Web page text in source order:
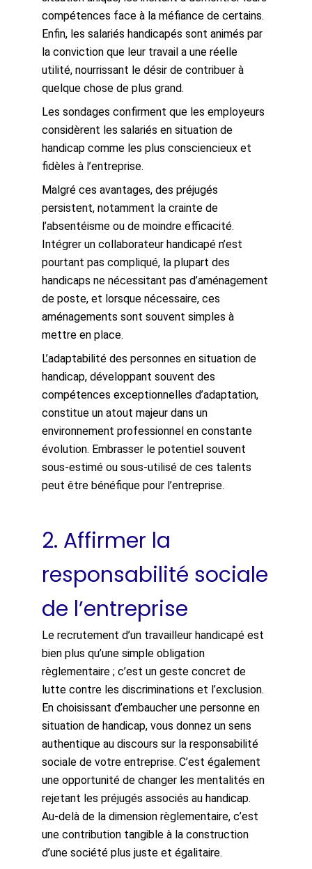
compétences face à la méfiance de certains.
Enfin, les salariés handicapés sont animés par
la conviction que leur travail a une réelle
utilité, nourrissant le désir de contribuer à
quelque chose de plus grand.
Les sondages confirment que les employeurs
considèrent les salariés en situation de
handicap comme les plus consciencieux et
fidèles à l’entreprise.
Malgré ces avantages, des préjugés
persistent, notamment la crainte de
l’absentéisme ou de moindre efficacité.
Intégrer un collaborateur handicapé n’est
pourtant pas compliqué, la plupart des
handicaps ne nécessitant pas d’aménagement
de poste, et lorsque nécessaire, ces
aménagements sont souvent simples à
mettre en place.
L’adaptabilité des personnes en situation de
handicap, développant souvent des
compétences exceptionnelles d’adaptation,
constitue un atout majeur dans un
environnement professionnel en constante
évolution. Embrasser le potentiel souvent
sous-estimé ou sous-utilisé de ces talents
peut être bénéfique pour l’entreprise.
2. Affirmer la
responsabilité sociale
de l’entreprise
Le recrutement d’un travailleur handicapé est
bien plus qu’une simple obligation
règlementaire ; c’est un geste concret de
lutte contre les discriminations et l’exclusion.
En choisissant d’embaucher une personne en
situation de handicap, vous donnez un sens
authentique au discours sur la responsabilité
sociale de votre entreprise. C’est également
une opportunité de changer les mentalités en
rejetant les préjugés associés au handicap.
Au-delà de la dimension règlementaire, c’est
une contribution tangible à la construction
d’une société plus juste et égalitaire.